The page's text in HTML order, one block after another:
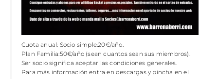
Cuota anual: Socio simple:20€/año.
Plan Familia:50€/año (sean cuantos sean sus miembros).
Ser socio significa aceptar las condiciones generales.
Para más información entra en descargas y pincha en el